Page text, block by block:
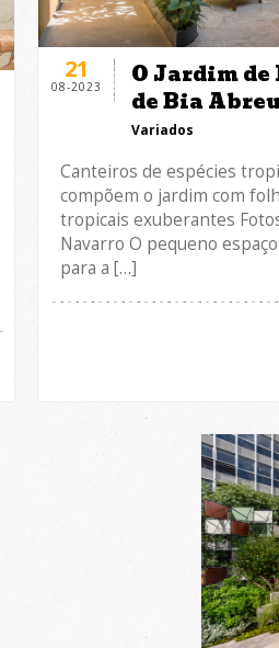
21
08-2023
O Jardim de
de Bia Abreu
Variados
Canteiros de espécies
compõem o jardim com
tropicais exuberantes
Navarro O pequeno
para a […]